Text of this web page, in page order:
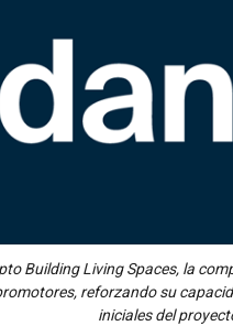
Building Living Spaces, la
reforzando su
iniciales del